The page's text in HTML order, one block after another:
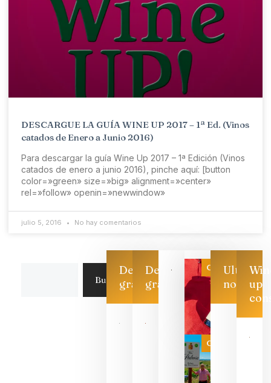
DESCARGUE LA GUÍA WINE UP 2017 – 1ª Ed. (Vinos
catados de Enero a Junio 2016)
Para descargar la guía Wine Up 2017 – 1ª Edición (Vinos
catados de enero a junio 2016), pinche aquí: [button
color=»green» size=»big» alignment=»center»
rel=»follow» openin=»newwindow»
julio 5, 2016 No hay comentarios
Buscar
Descarga
gratis
Descarga
gratis
Categoría
Categoría
Ultimas
noticias
que ya
up